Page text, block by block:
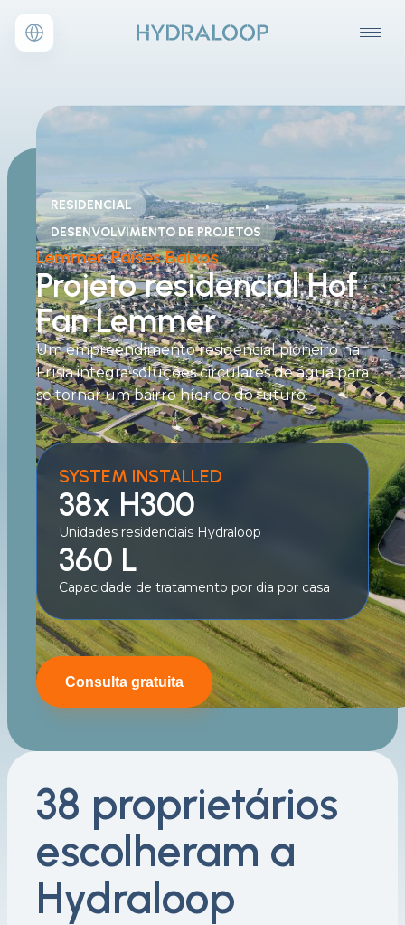
RESIDENCIAL
DESENVOLVIMENTO DE PROJETOS
Lemmer, Países Baixos
Projeto residencial Hof
Fan Lemmer
Um empreendimento residencial pioneiro na
Frísia integra soluções circulares de água para
se tornar um bairro hídrico do futuro.
SYSTEM INSTALLED
38x H300
Unidades residenciais Hydraloop
360 L
Capacidade de tratamento por dia por casa
Consulta gratuita
38 proprietários
escolheram a
Hydraloop